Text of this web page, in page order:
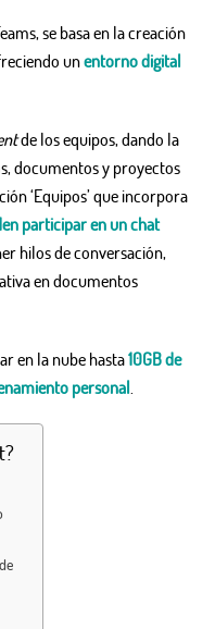
se basa en la creación
unentorno digital
de los equipos, dando la
documentos y proyectos
‘Equipos’ que incorpora
participar en un chat
hilos de conversación,
en documentos
en la nube hasta10GB de
personal.